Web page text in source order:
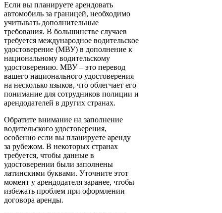
Если вы планируете арендовать
автомобиль за границей, необходимо
учитывать дополнительные
требования. В большинстве случаев
требуется международное водительское
удостоверение (МВУ) в дополнение к
национальному водительскому
удостоверению. МВУ – это перевод
вашего национального удостоверения
на несколько языков, что облегчает его
понимание для сотрудников полиции и
арендодателей в других странах.
Обратите внимание на заполнение
водительского удостоверения,
особенно если вы планируете аренду
за рубежом. В некоторых странах
требуется, чтобы данные в
удостоверении были заполнены
латинскими буквами. Уточните этот
момент у арендодателя заранее, чтобы
избежать проблем при оформлении
договора аренды.